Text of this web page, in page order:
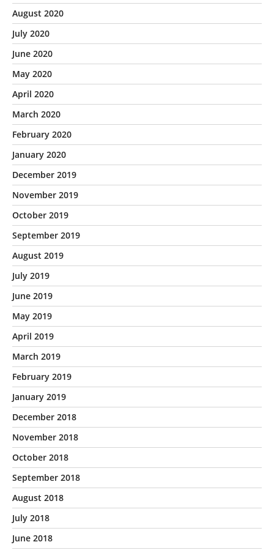
August 2020
July 2020
June 2020
May 2020
April 2020
March 2020
February 2020
January 2020
December 2019
November 2019
October 2019
September 2019
August 2019
July 2019
June 2019
May 2019
April 2019
March 2019
February 2019
January 2019
December 2018
November 2018
October 2018
September 2018
August 2018
July 2018
June 2018